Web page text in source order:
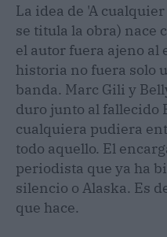
La idea de 'A
se titula la obra) nace
el autor fuera ajeno al
historia no fuera solo
banda. Marc Gili y
duro junto al fallecido
cualquiera pudiera
todo aquello. El
periodista que ya ha
silencio o Alaska. Es
que hace.